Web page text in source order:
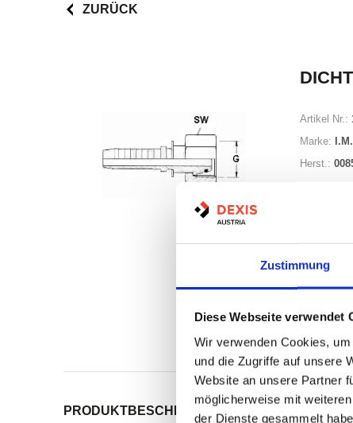
Zustimmung
Diese Webseite verwendet
Wir verwenden Cookies,
und die Zugriffe auf unsere
Website an unsere Partner
möglicherweise mit
der Dienste gesammelt
ZURÜCK
Artikel Nr.:
Marke:
Herst.:
Lager
Print
PRODUKTBESCHREIBUNG ALLE